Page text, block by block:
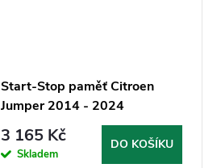
Start-Stop paměť Citroen
Jumper 2014 - 2024
3 165 Kč
Skladem
DO KOŠÍKU